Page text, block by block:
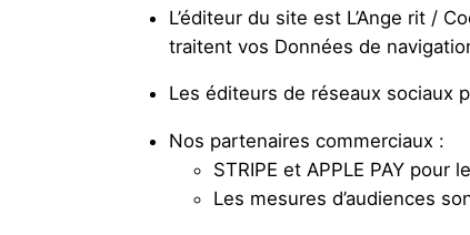
L’éditeur du site est L’Ange rit /
traitent vos Données de
Les éditeurs de réseaux sociaux
Nos partenaires commerciaux :
STRIPE et APPLE PAY pour
Les mesures d’audiences